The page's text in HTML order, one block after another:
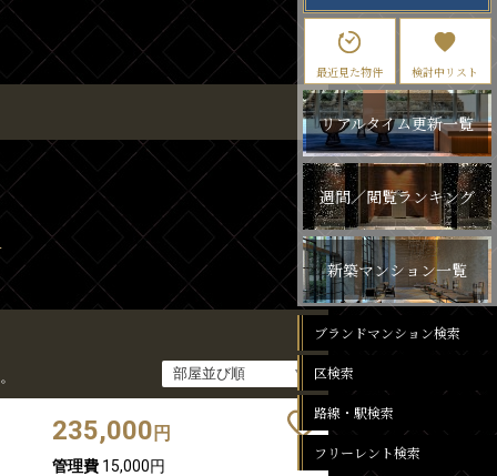
235,000 円
管理費15,000円
最近見た物件 検討中リスト
リアルタイム更新一覧
週間／閲覧ランキング
新築マンション一覧
ブランドマンション検索
区検索
路線・駅検索
フリーレント検索